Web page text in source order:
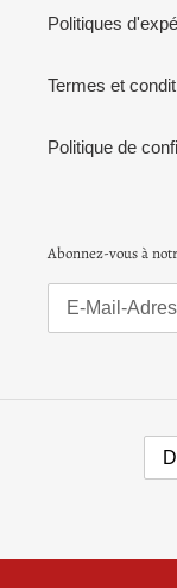
Politiques
Termes et
Politique de
Abonnez-vous à
S
R